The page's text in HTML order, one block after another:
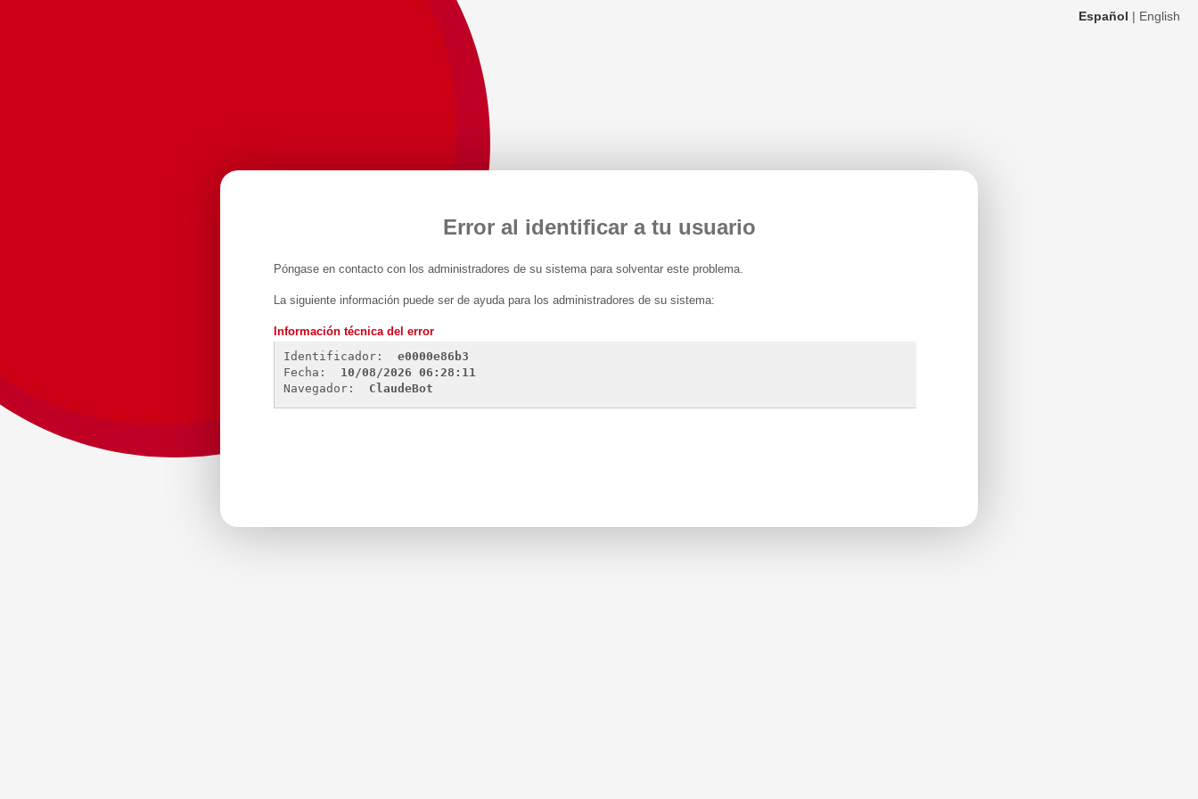
Español | English
Error al identificar a tu usuario
Póngase en contacto con los administradores de su sistema para solventar este problema.
La siguiente información puede ser de ayuda para los administradores de su sistema:
Información técnica del error
Identificador:
e0000e86b3
Fecha:
10/08/2026 06:28:11
Navegador:
ClaudeBot